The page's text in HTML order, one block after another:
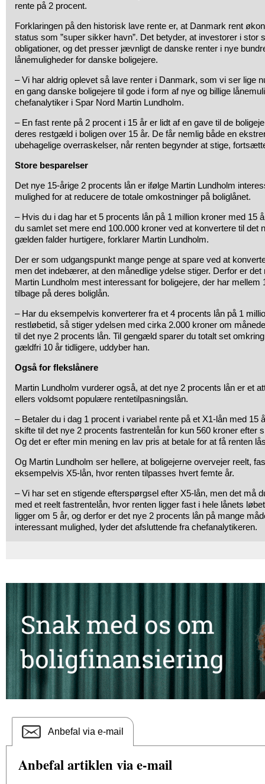
rente på 2 procent.
Forklaringen på den historisk lave rente er, at Danmark rent
status som ”super sikker havn”. Det betyder, at investorer i stor
obligationer, og det presser jævnligt de danske renter i nye
lånemuligheder for danske boligejere.
– Vi har aldrig oplevet så lave renter i Danmark, som vi ser lige
en gang danske boligejere til gode i form af nye og billige
chefanalytiker i Spar Nord Martin Lundholm.
– En fast rente på 2 procent i 15 år er lidt af en gave til de
deres restgæld i boligen over 15 år. De får nemlig både en
ubehagelige overraskelser, når renten begynder at stige,
Store besparelser
Det nye 15-årige 2 procents lån er ifølge Martin Lundholm
mulighed for at reducere de totale omkostninger på boliglånet.
– Hvis du i dag har et 5 procents lån på 1 million kroner med 15
du samlet set mere end 100.000 kroner ved at konvertere til det
gælden falder hurtigere, forklarer Martin Lundholm.
Der er som udgangspunkt mange penge at spare ved at
men det indebærer, at den månedlige ydelse stiger. Derfor er
Martin Lundholm mest interessant for boligejere, der har mellem
tilbage på deres boliglån.
– Har du eksempelvis konverterer fra et 4 procents lån på 1
restløbetid, så stiger ydelsen med cirka 2.000 kroner om
til det nye 2 procents lån. Til gengæld sparer du totalt set
gældfri 10 år tidligere, uddyber han.
Også for flekslånere
Martin Lundholm vurderer også, at det nye 2 procents lån er et
ellers voldsomt populære rentetilpasningslån.
– Betaler du i dag 1 procent i variabel rente på et X1-lån med 15
skifte til det nye 2 procents fastrentelån for kun 560 kroner efter
Og det er efter min mening en lav pris at betale for at få renten
Og Martin Lundholm ser hellere, at boligejerne overvejer reelt,
eksempelvis X5-lån, hvor renten tilpasses hvert femte år.
– Vi har set en stigende efterspørgsel efter X5-lån, men det må
med et reelt fastrentelån, hvor renten ligger fast i hele lånets
ligger om 5 år, og derfor er det nye 2 procents lån på mange
interessant mulighed, lyder det afsluttende fra chefanalytikeren.
Anbefal via e-mail
Anbefal artiklen via e-mail